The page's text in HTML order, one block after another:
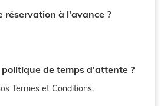
réservation à l'avance ?
politique de temps d'attente ?
Termes et Conditions.